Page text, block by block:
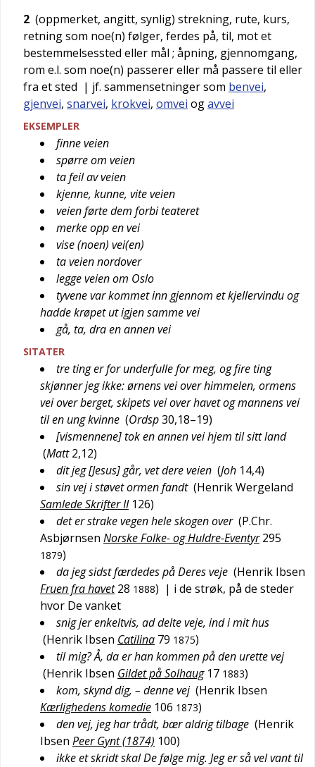
2 (oppmerket, angitt, synlig) strekning, rute, kurs,
retning som noe(n) følger, ferdes på, til, mot et
bestemmelsessted eller mål ; åpning, gjennomgang,
rom e.l. som noe(n) passerer eller må passere til eller
fra et sted | jf. sammensetninger som benvei,
gjenvei, snarvei, krokvei, omvei ogavvei
EKSEMPLER
finne veien
spørre om veien
ta feil av veien
kjenne, kunne, vite veien
veien førte dem forbi teateret
merke opp en vei
vise (noen) vei(en)
ta veien nordover
legge veien om Oslo
tyvene var kommet inn gjennom et kjellervindu og
hadde krøpet ut igjen samme vei
gå, ta, dra en annen vei
SITATER
tre ting er for underfulle for meg, og fire ting
skjønner jeg ikke: ørnens vei over himmelen, ormens
vei over berget, skipets vei over havet og mannens vei
til en ung kvinne (Ordsp30,18–19)
[vismennene] tok en annen vei hjem til sitt land
(Matt 2,12)
dit jeg [Jesus] går, vet dere veien (Joh 14,4)
sin vej i støvet ormen fandt (Henrik Wergeland
Samlede Skrifter II 126)
det er strake vegen hele skogen over (P.Chr.
Asbjørnsen Norske Folke- og Huldre-Eventyr 295
1879)
da jeg sidst færdedes på Deres veje (Henrik Ibsen
Fruen fra havet 28 1888) | i de strøk, på de steder
hvor De vanket
snig jer enkeltvis, ad delte veje, ind i mit hus
(Henrik Ibsen Catilina 79 1875)
til mig? Å, da er han kommen på den urette vej
(Henrik Ibsen Gildet på Solhaug 17 1883)
kom, skynd dig, – denne vej (Henrik Ibsen
Kærlighedens komedie 106 1873)
den vej, jeg har trådt, bær aldrig tilbage (Henrik
Ibsen Peer Gynt (1874) 100)
ikke et skridt skal De følge mig. Jeg er så vel vant til